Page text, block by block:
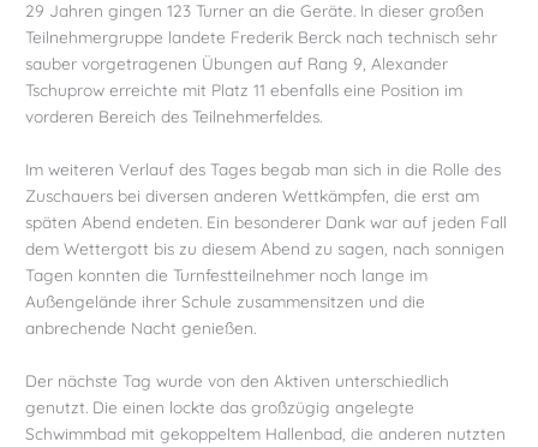
29 Jahren gingen 123 Turner an die Geräte. In dieser großen
Teilnehmergruppe landete Frederik Berck nach technisch sehr
sauber vorgetragenen Übungen auf Rang 9, Alexander
Tschuprow erreichte mit Platz 11 ebenfalls eine Position im
vorderen Bereich des Teilnehmerfeldes.
Im weiteren Verlauf des Tages begab man sich in die Rolle des
Zuschauers bei diversen anderen Wettkämpfen, die erst am
späten Abend endeten. Ein besonderer Dank war auf jeden Fall
dem Wettergott bis zu diesem Abend zu sagen, nach sonnigen
Tagen konnten die Turnfestteilnehmer noch lange im
Außengelände ihrer Schule zusammensitzen und die
anbrechende Nacht genießen.
Der nächste Tag wurde von den Aktiven unterschiedlich
genutzt. Die einen lockte das großzügig angelegte
Schwimmbad mit gekoppeltem Hallenbad, die anderen nutzten